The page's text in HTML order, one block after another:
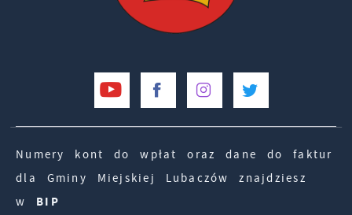
Numery kont do wpłat oraz dane do faktur
dla Gminy Miejskiej Lubaczów znajdziesz
w BIP